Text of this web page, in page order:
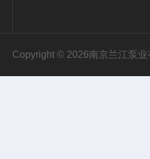
Copyright © 2026南京兰江泵